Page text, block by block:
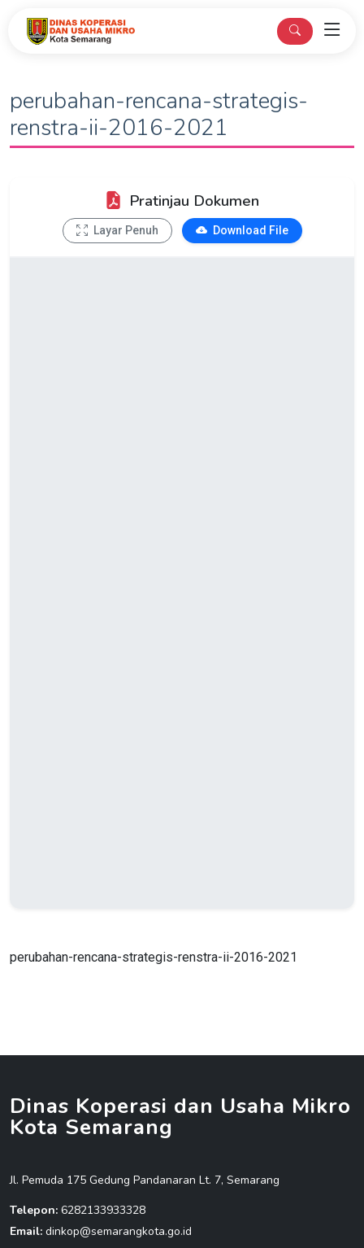
perubahan-rencana-strategis-
renstra-ii-2016-2021
Pratinjau Dokumen
Layar Penuh Download File
perubahan-rencana-strategis-renstra-ii-2016-2021
Dinas Koperasi dan Usaha Mikro
Kota Semarang
Jl. Pemuda 175 Gedung Pandanaran Lt. 7, Semarang
Telepon: 6282133933328
Email: dinkop@semarangkota.go.id